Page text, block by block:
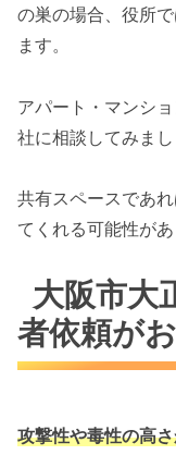
の巣の場合、役所
ます。
アパート・マンシ
社に相談してみまし
共有スペースであ
てくれる可能性があ
大阪市大
者依頼が
攻撃性や毒性の高